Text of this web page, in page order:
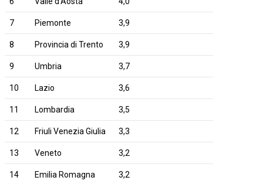
7 Piemonte 3,9
8 Provincia di Trento 3,9
9 Umbria 3,7
10 Lazio 3,6
11 Lombardia 3,5
12 Friuli Venezia Giulia 3,3
13 Veneto 3,2
14 Emilia Romagna 3,2